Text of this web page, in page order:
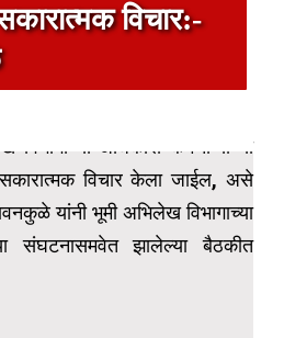
विचार:-
अधिकारी कर्मचाऱ्यांच्या
सकारात्मक विचार केला जाईल, असे
यांनी भूमी अभिलेख विभागाच्या
संघटनासमवेत झालेल्या बैठकीत